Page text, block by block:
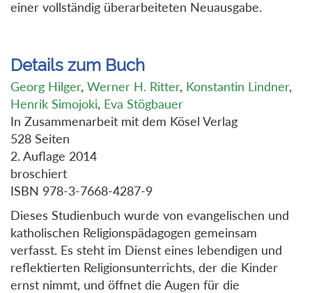
einer vollständig überarbeiteten Neuausgabe.
Details zum Buch
Georg Hilger, Werner H. Ritter, Konstantin Lindner,
Henrik Simojoki, Eva Stögbauer
In Zusammenarbeit mit dem Kösel Verlag
528 Seiten
2. Auflage 2014
broschiert
ISBN 978-3-7668-4287-9
Dieses Studienbuch wurde von evangelischen und
katholischen Religionspädagogen gemeinsam
verfasst. Es steht im Dienst eines lebendigen und
reflektierten Religionsunterrichts, der die Kinder
ernst nimmt, und öffnet die Augen für die